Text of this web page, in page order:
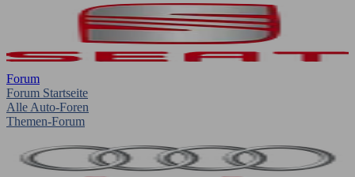
Forum
Forum Startseite
Alle Auto-Foren
Themen-Forum